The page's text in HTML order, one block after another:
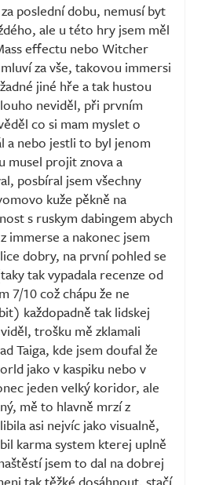
poslední dobu, nemusí byt
ale u této hry jsem měl
effectu nebo Witcher
za vše, takovou immersi
jiné hře a tak hustou
neviděl, při prvním
co si mam myslet o
a nebo jestli to byl jenom
musel projit znova a
posbíral jsem všechny
kuže pěkně na
s ruskym dabingem abych
immerse a nakonec jsem
dobry, na první pohled se
tak vypadala recenze od
7/10 což chápu že ne
každopadně tak lidskej
trošku mě zklamali
Taiga, kde jsem doufal že
jako v kaspiku nebo v
jeden velký koridor, ale
mě to hlavně mrzí z
asi nejvíc jako visualně,
karma system kterej uplně
jsem to dal na dobrej